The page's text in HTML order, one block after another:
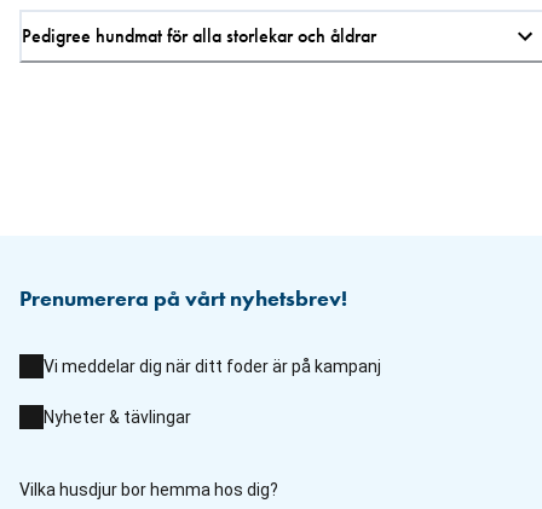
Pedigree hundmat för alla storlekar och åldrar
Prenumerera på vårt nyhetsbrev!
Vi meddelar dig när ditt foder är på kampanj
Nyheter & tävlingar
Vilka husdjur bor hemma hos dig?